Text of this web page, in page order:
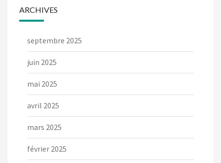
ARCHIVES
septembre 2025
juin 2025
mai 2025
avril 2025
mars 2025
février 2025